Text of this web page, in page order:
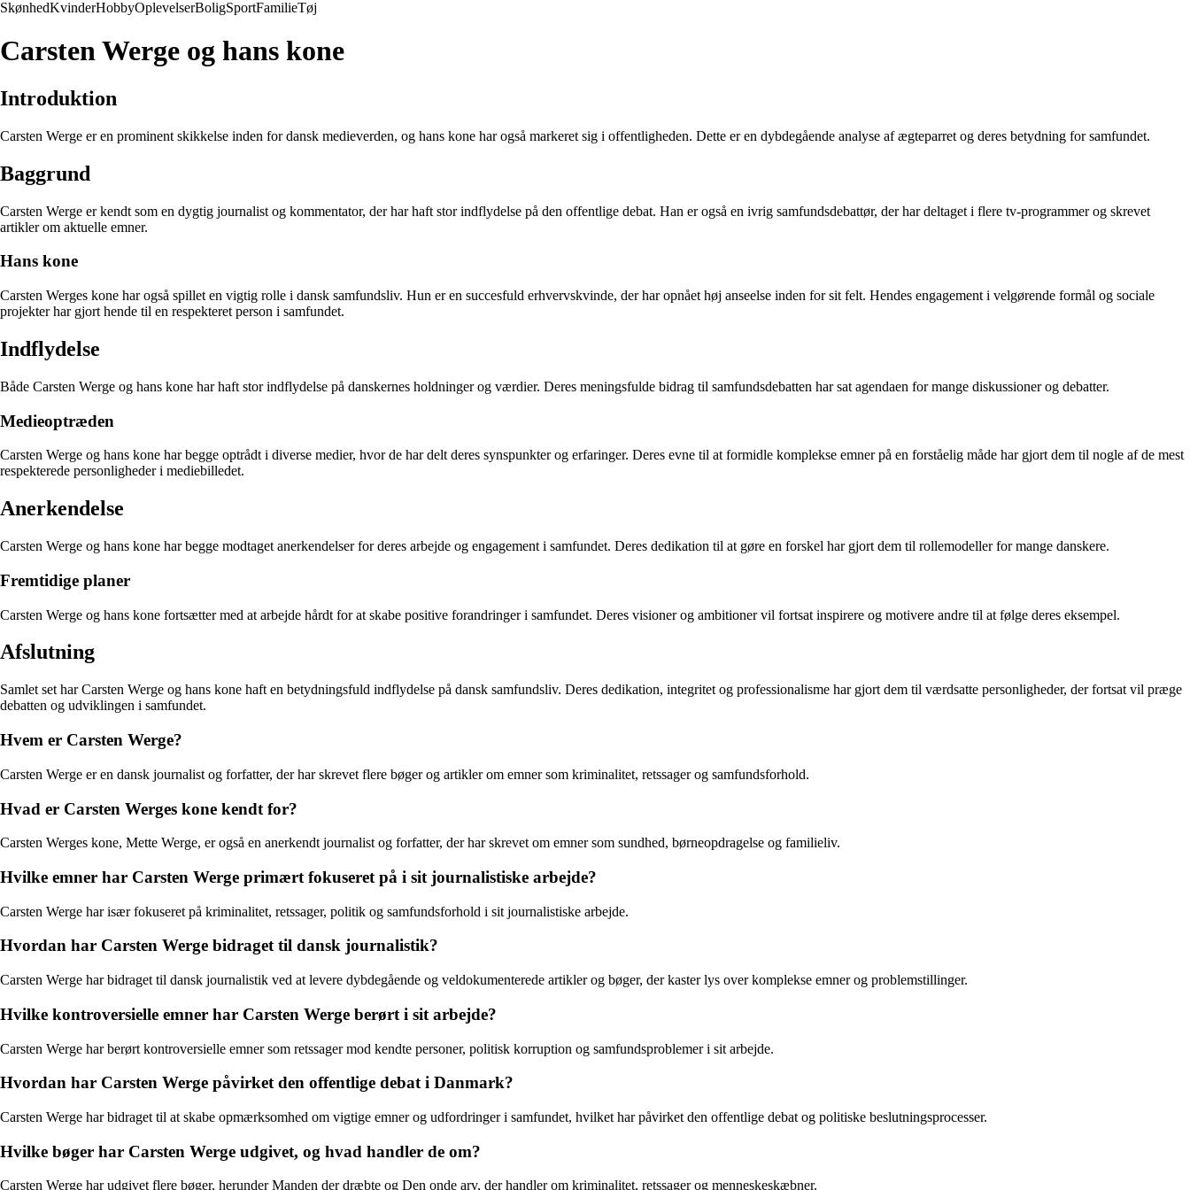
SkønhedKvinderHobbyOplevelserBoligSportFamilieTøj
Carsten Werge og hans kone
Introduktion
Carsten Werge er en prominent skikkelse inden for dansk medieverden, og hans kone har også markeret sig i offentligheden. Dette er en dybdegående analyse af ægteparret og deres betydning for samfundet.
Baggrund
Carsten Werge er kendt som en dygtig journalist og kommentator, der har haft stor indflydelse på den offentlige debat. Han er også en ivrig samfundsdebattør, der har deltaget i flere tv-programmer og skrevet
artikler om aktuelle emner.
Hans kone
Carsten Werges kone har også spillet en vigtig rolle i dansk samfundsliv. Hun er en succesfuld erhvervskvinde, der har opnået høj anseelse inden for sit felt. Hendes engagement i velgørende formål og sociale
projekter har gjort hende til en respekteret person i samfundet.
Indflydelse
Både Carsten Werge og hans kone har haft stor indflydelse på danskernes holdninger og værdier. Deres meningsfulde bidrag til samfundsdebatten har sat agendaen for mange diskussioner og debatter.
Medieoptræden
Carsten Werge og hans kone har begge optrådt i diverse medier, hvor de har delt deres synspunkter og erfaringer. Deres evne til at formidle komplekse emner på en forståelig måde har gjort dem til nogle af de mest
respekterede personligheder i mediebilledet.
Anerkendelse
Carsten Werge og hans kone har begge modtaget anerkendelser for deres arbejde og engagement i samfundet. Deres dedikation til at gøre en forskel har gjort dem til rollemodeller for mange danskere.
Fremtidige planer
Carsten Werge og hans kone fortsætter med at arbejde hårdt for at skabe positive forandringer i samfundet. Deres visioner og ambitioner vil fortsat inspirere og motivere andre til at følge deres eksempel.
Afslutning
Samlet set har Carsten Werge og hans kone haft en betydningsfuld indflydelse på dansk samfundsliv. Deres dedikation, integritet og professionalisme har gjort dem til værdsatte personligheder, der fortsat vil præge
debatten og udviklingen i samfundet.
Hvem er Carsten Werge?
Carsten Werge er en dansk journalist og forfatter, der har skrevet flere bøger og artikler om emner som kriminalitet, retssager og samfundsforhold.
Hvad er Carsten Werges kone kendt for?
Carsten Werges kone, Mette Werge, er også en anerkendt journalist og forfatter, der har skrevet om emner som sundhed, børneopdragelse og familieliv.
Hvilke emner har Carsten Werge primært fokuseret på i sit journalistiske arbejde?
Carsten Werge har især fokuseret på kriminalitet, retssager, politik og samfundsforhold i sit journalistiske arbejde.
Hvordan har Carsten Werge bidraget til dansk journalistik?
Carsten Werge har bidraget til dansk journalistik ved at levere dybdegående og veldokumenterede artikler og bøger, der kaster lys over komplekse emner og problemstillinger.
Hvilke kontroversielle emner har Carsten Werge berørt i sit arbejde?
Carsten Werge har berørt kontroversielle emner som retssager mod kendte personer, politisk korruption og samfundsproblemer i sit arbejde.
Hvordan har Carsten Werge påvirket den offentlige debat i Danmark?
Carsten Werge har bidraget til at skabe opmærksomhed om vigtige emner og udfordringer i samfundet, hvilket har påvirket den offentlige debat og politiske beslutningsprocesser.
Hvilke bøger har Carsten Werge udgivet, og hvad handler de om?
Carsten Werge har udgivet flere bøger, herunder Manden der dræbte og Den onde arv, der handler om kriminalitet, retssager og menneskeskæbner.